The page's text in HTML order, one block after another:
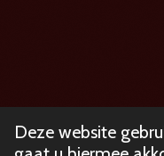
Deze website